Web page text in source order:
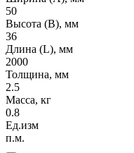
50
Высота (В), мм
36
Длина (L), мм
2000
Толщина, мм
2.5
Масса, кг
0.8
Ед.изм
п.м.